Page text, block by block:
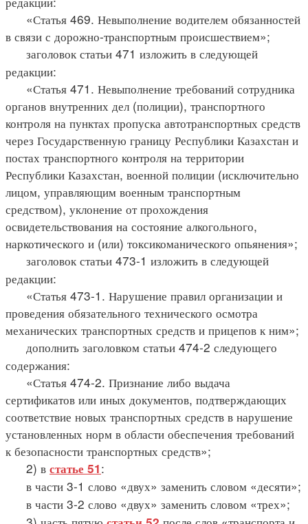
«Статья 469. Невыполнение водителем обязанностей
в связи с дорожно-транспортным происшествием»;
заголовок статьи 471 изложить в следующей
редакции:
«Статья 471. Невыполнение требований сотрудника
органов внутренних дел (полиции), транспортного
контроля на пунктах пропуска автотранспортных средств
через Государственную границу Республики Казахстан и
постах транспортного контроля на территории
Республики Казахстан, военной полиции (исключительно
лицом, управляющим военным транспортным
средством), уклонение от прохождения
освидетельствования на состояние алкогольного,
наркотического и (или) токсикоманического опьянения»;
заголовок статьи 473-1 изложить в следующей
редакции:
«Статья 473-1. Нарушение правил организации и
проведения обязательного технического осмотра
механических транспортных средств и прицепов к ним»;
дополнить заголовком статьи 474-2 следующего
содержания:
«Статья 474-2. Признание либо выдача
сертификатов или иных документов, подтверждающих
соответствие новых транспортных средств в нарушение
установленных норм в области обеспечения требований
к безопасности транспортных средств»;
2) в статье 51:
в части 3-1 слово «двух» заменить словом «десяти»;
в части 3-2 слово «двух» заменить словом «трех»;